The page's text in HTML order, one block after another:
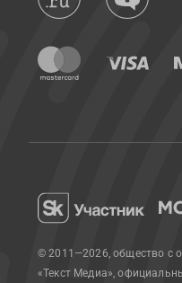
© 2011—2026, общество с
«Текст Медиа»,